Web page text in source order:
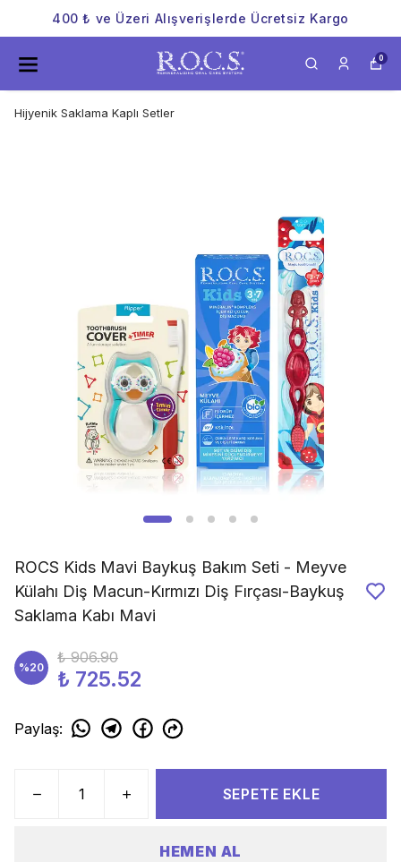
400 ₺ ve Üzeri Alışverişlerde Ücretsiz Kargo
0
Hijyenik Saklama Kaplı Setler
ROCS Kids Mavi Baykuş Bakım Seti - Meyve
Külahı Diş Macun-Kırmızı Diş Fırçası-Baykuş
Saklama Kabı Mavi
%20
₺ 906.90
₺ 725.52
Paylaş:
SEPETE EKLE
HEMEN AL